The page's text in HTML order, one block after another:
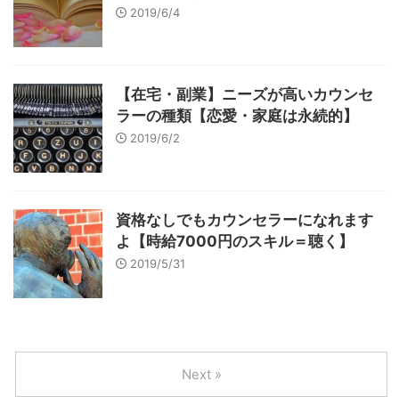
2019/6/4
【在宅・副業】ニーズが高いカウンセ
ラーの種類【恋愛・家庭は永続的】
2019/6/2
資格なしでもカウンセラーになれます
よ【時給7000円のスキル＝聴く】
2019/5/31
Next »